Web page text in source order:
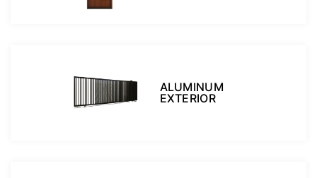
ALUMINUM
EXTERIOR